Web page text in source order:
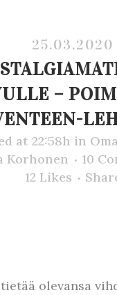
25.03.2020
–
at 22:58h in
Korhonen
10
12 Likes
olevansa